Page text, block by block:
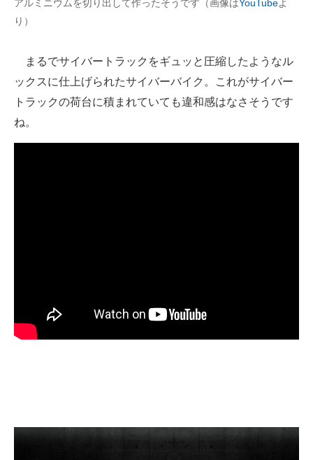
アルミニウムを切り出して作ったそうです（画像はYouTubeよ
り）
まるでサイバートラックをギュッと圧縮したようなル
ックスに仕上げられたサイバーバイク。これがサイバー
トラックの荷台に積まれていても違和感はなさそうです
ね。